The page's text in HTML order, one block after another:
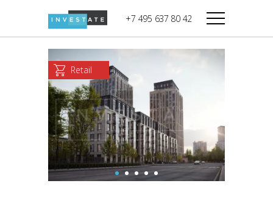
+7 495 637 80 42
Дикси
Мираторг
Магнолия
В башне
Башня Федерация-II
Башня Федерация-I
Восток
Город Столиц,
Северный блок
Город Столиц,
Южный блок
Retail